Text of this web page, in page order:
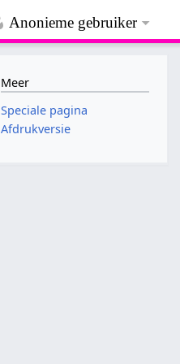
Anonieme gebruiker
Meer
Speciale pagina
Afdrukversie